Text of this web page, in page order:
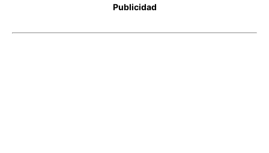
Publicidad